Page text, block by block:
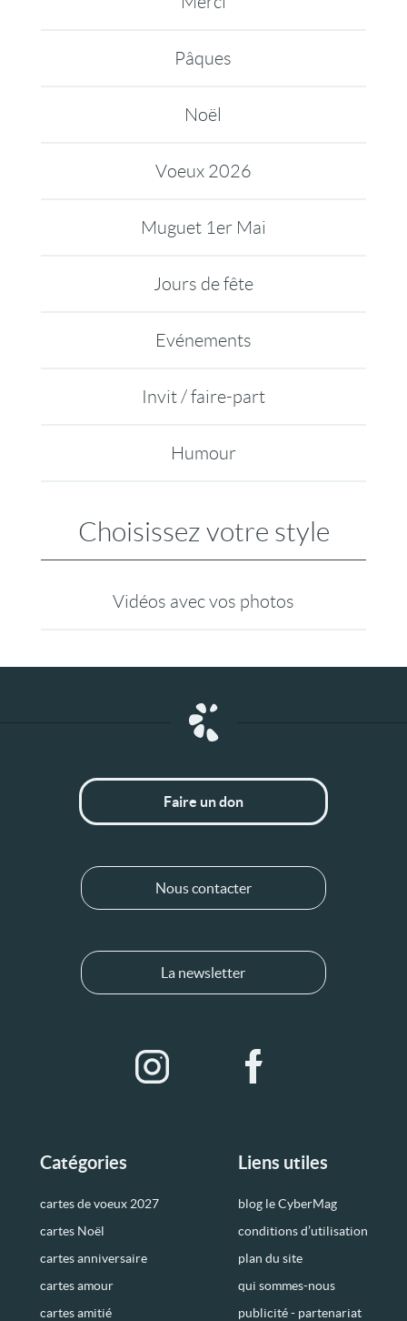
Pâques
Noël
Voeux 2026
Muguet 1er Mai
Jours de fête
Evénements
Invit / faire-part
Humour
Choisissez votre style
Vidéos avec vos photos
Catégories
cartes de voeux 2027
cartes Noël
cartes anniversaire
cartes amour
cartes amitié
Liens utiles
blog le CyberMag
conditions d’utilisation
plan du site
qui sommes-nous
publicité - partenariat
Faire un don
Nous contacter
La newsletter